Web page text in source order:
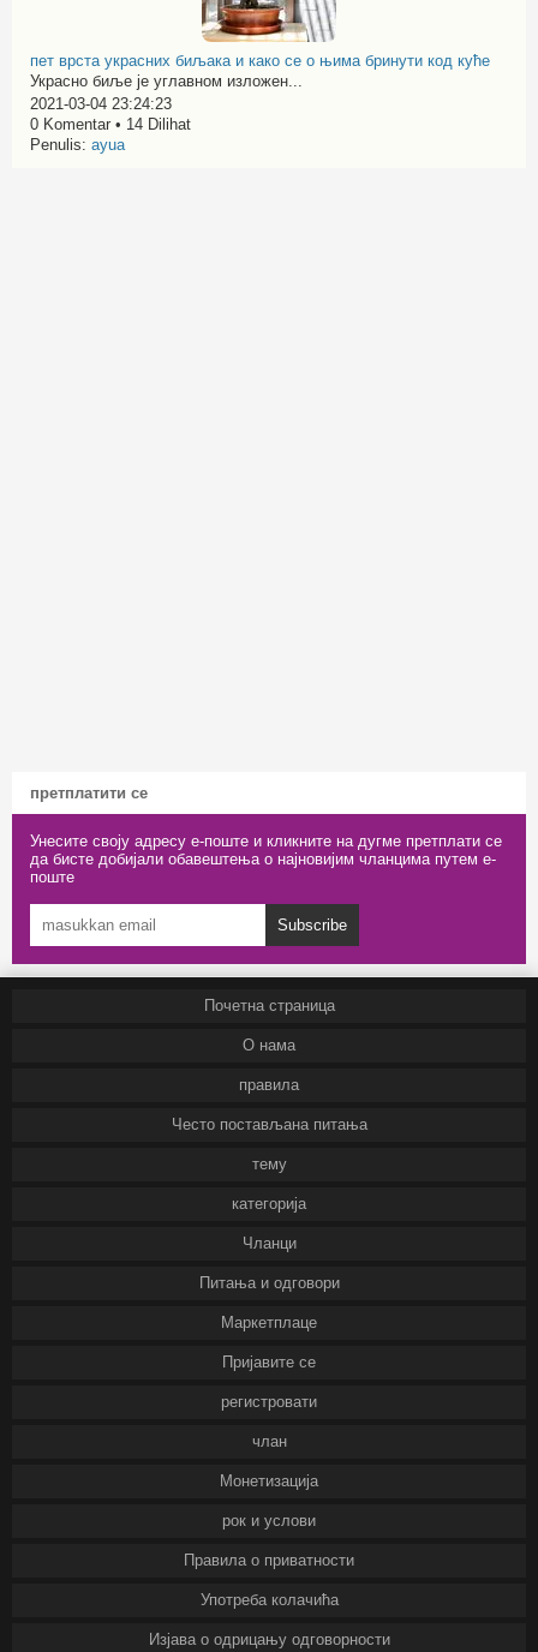
пет врста украсних биљака и како се о њима бринути код куће
Украсно биље је углавном изложен...
2021-03-04 23:24:23
0 Komentar • 14 Dilihat
Penulis: ayua
претплатити се
Унесите своју адресу е-поште и кликните на дугме претплати се
да бисте добијали обавештења о најновијим чланцима путем е-
поште
Subscribe
Почетна страница
О нама
правила
Често постављана питања
тему
категорија
Чланци
Питања и одговори
Маркетплаце
Пријавите се
регистровати
члан
Монетизација
рок и услови
Правила о приватности
Употреба колачића
Изјава о одрицању одговорности